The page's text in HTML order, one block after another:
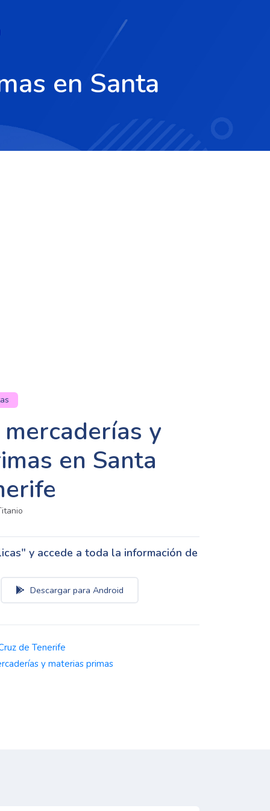
en Santa
y
en Santa
y accede a toda la información de
Descargar para Android
de Tenerife
y materias primas